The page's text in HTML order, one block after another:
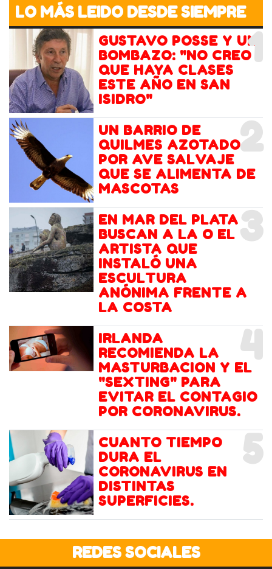
LO MÁS LEIDO DESDE SIEMPRE
1
GUSTAVO POSSE Y UN
BOMBAZO: "NO CREO
QUE HAYA CLASES
ESTE AÑO EN SAN
ISIDRO"
2
UN BARRIO DE
QUILMES AZOTADO
POR AVE SALVAJE
QUE SE ALIMENTA DE
MASCOTAS
3
EN MAR DEL PLATA
BUSCAN A LA O EL
ARTISTA QUE
INSTALÓ UNA
ESCULTURA
ANÓNIMA FRENTE A
LA COSTA
4
IRLANDA
RECOMIENDA LA
MASTURBACION Y EL
"SEXTING" PARA
EVITAR EL CONTAGIO
POR CORONAVIRUS.
5
CUANTO TIEMPO
DURA EL
CORONAVIRUS EN
DISTINTAS
SUPERFICIES.
REDES SOCIALES